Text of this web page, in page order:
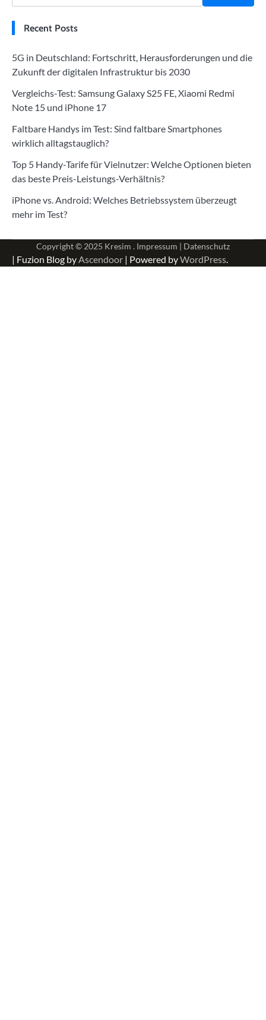
Recent Posts
5G in Deutschland: Fortschritt, Herausforderungen und die
Zukunft der digitalen Infrastruktur bis 2030
Vergleichs-Test: Samsung Galaxy S25 FE, Xiaomi Redmi
Note 15 und iPhone 17
Faltbare Handys im Test: Sind faltbare Smartphones
wirklich alltagstauglich?
Top 5 Handy-Tarife für Vielnutzer: Welche Optionen bieten
das beste Preis-Leistungs-Verhältnis?
iPhone vs. Android: Welches Betriebssystem überzeugt
mehr im Test?
Copyright © 2025 Kresim . Impressum | Datenschutz
| Fuzion Blog by Ascendoor | Powered byWordPress